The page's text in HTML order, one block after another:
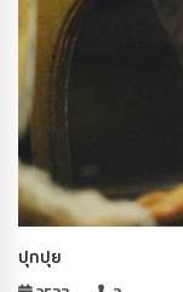
ปุกปุย